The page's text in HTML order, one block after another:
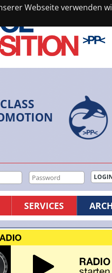
Webseite verwenden
SERVICES